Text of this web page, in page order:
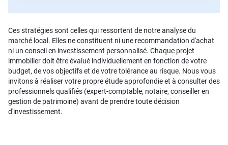
Ces stratégies sont celles qui ressortent de notre analyse du
marché local. Elles ne constituent ni une recommandation d'achat
ni un conseil en investissement personnalisé. Chaque projet
immobilier doit être évalué individuellement en fonction de votre
budget, de vos objectifs et de votre tolérance au risque. Nous vous
invitons à réaliser votre propre étude approfondie et à consulter des
professionnels qualifiés (expert-comptable, notaire, conseiller en
gestion de patrimoine) avant de prendre toute décision
d'investissement.